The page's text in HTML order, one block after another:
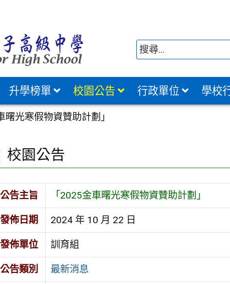
升學榜單 校園公告 行政單位 學校
曙光寒假物資贊助計劃」
校園公告
公告主旨 「2025金車曙光寒假物資贊助計劃」
發佈日期 2024 年 10 月 22 日
發佈單位 訓育組
公告類別 最新消息